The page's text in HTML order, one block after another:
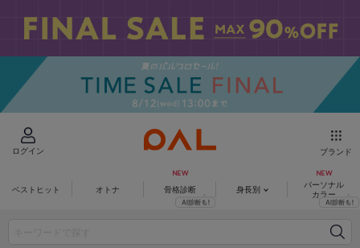
ログイン ブランド
ベストヒット オトナ 骨格診断 身長別
パーソナル
カラー